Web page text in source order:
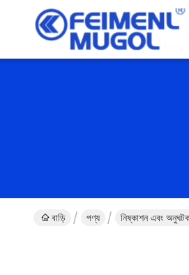
বাড়ি পণ্য নিষ্কাশন এবং